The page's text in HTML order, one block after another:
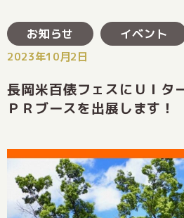
お知らせ イベント
2023年10月2日
長岡米百俵フェスにＵＩタ
ＰＲブースを出展します！